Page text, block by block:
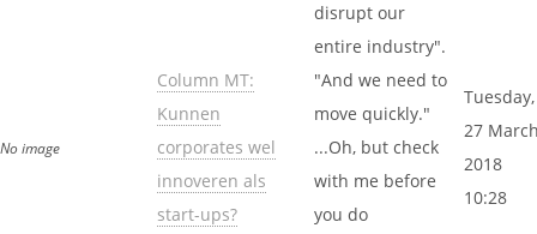
No image
Column MT:
Kunnen
corporates wel
innoveren als
start-ups?
disrupt our
entire industry".
"And we need to
move quickly."
...Oh, but check
with me before
you do
Tuesday,
27
2018
10:28